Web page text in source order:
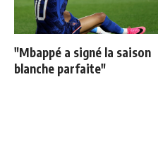
"Mbappé a signé la saison
blanche parfaite"